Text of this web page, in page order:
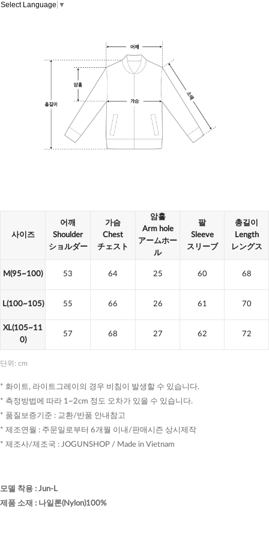
Select Language ▼
사이즈
어깨
Shoulder
ショルダー
가슴
Chest
チェスト
암홀
Arm hole
アームホー
ル
팔
Sleeve
スリーブ
총길이
Length
レングス
M(95~100) 53 64 25 60 68
L(100~105) 55 66 26 61 70
XL(105~11
0)
57 68 27 62 72
단위: cm
* 화이트, 라이트그레이의 경우 비침이 발생할 수 있습니다.
* 측정방법에 따라 1~2cm 정도 오차가 있을 수 있습니다.
* 품질보증기준 : 교환/반품 안내참고
* 제조연월 : 주문일로부터 6개월 이내/판매시즌 상시제작
* 제조사/제조국 : JOGUNSHOP / Made in Vietnam
모델 착용 : Jun-L
제품 소재 : 나일론(Nylon)100%